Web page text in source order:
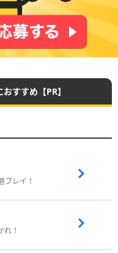
すすめ【PR】
プレイ！
！